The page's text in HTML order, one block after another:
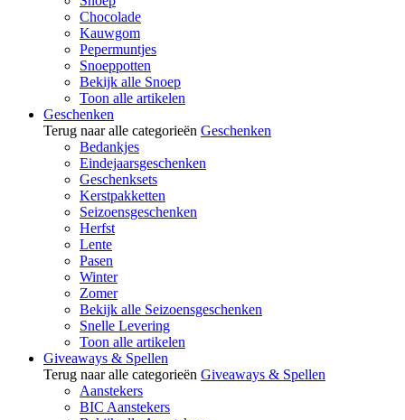
Chocolade
Kauwgom
Pepermuntjes
Snoeppotten
Bekijk alle Snoep
Toon alle artikelen
Geschenken
Terug naar alle categorieën Geschenken
Bedankjes
Eindejaarsgeschenken
Geschenksets
Kerstpakketten
Seizoensgeschenken
Herfst
Lente
Pasen
Winter
Zomer
Bekijk alle Seizoensgeschenken
Snelle Levering
Toon alle artikelen
Giveaways & Spellen
Terug naar alle categorieën Giveaways & Spellen
Aanstekers
BIC Aanstekers